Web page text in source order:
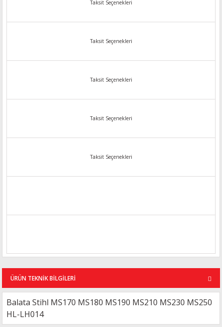
Taksit Seçenekleri
Taksit Seçenekleri
Taksit Seçenekleri
Taksit Seçenekleri
Taksit Seçenekleri
ÜRÜN TEKNİK BİLGİLERİ
Balata Stihl MS170 MS180 MS190 MS210 MS230 MS250
HL-LH014